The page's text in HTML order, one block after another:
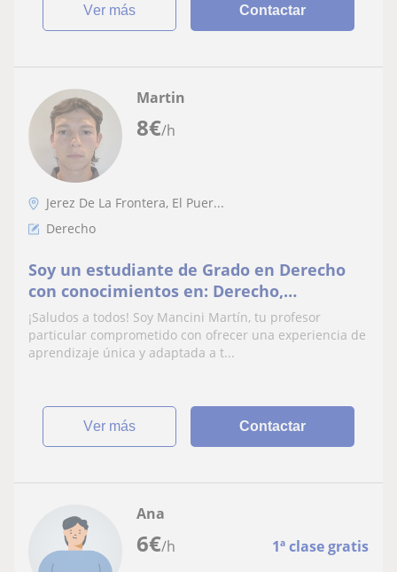
ver más Contactar
8€/h
Martin
Jerez De La Frontera, El Puer...
Derecho
Soy un estudiante de Grado en Derecho
con conocimientos en: Derecho,
Contabilidad, Ingles A1 y A2, historia,
ciencia política y matemáticas nivel
escolar
¡Saludos a todos! Soy Mancini Martín, tu profesor
particular comprometido con ofrecer una experiencia de
aprendizaje única y adaptada a t...
ver más Contactar
6€/h 1ª clase gratis
Ana